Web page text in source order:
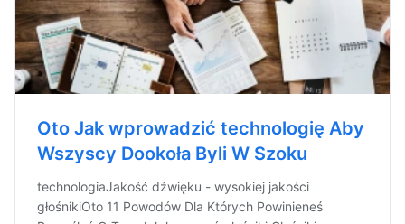
Oto Jak wprowadzić technologię Aby
Wszyscy Dookoła Byli W Szoku
technologiaJakość dźwięku - wysokiej jakości
głośnikiOto 11 Powodów Dla Których Powinieneś